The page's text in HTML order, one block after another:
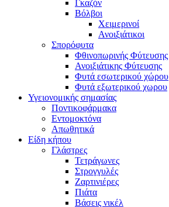
Γκαζόν
Βόλβοι
Χειμερινοί
Ανοιξιάτικοι
Σπορόφυτα
Φθινοπωρινής Φύτευσης
Ανοιξιάτικης Φύτευσης
Φυτά εσωτερικού χώρου
Φυτά εξωτερικού χωρου
Υγειονομικής σημασίας
Ποντικοφάρμακα
Εντομοκτόνα
Απωθητικά
Είδη κήπου
Γλάστρες
Τετράγωνες
Στρογγυλές
Ζαρτινιέρες
Πιάτα
Βάσεις νικέλ